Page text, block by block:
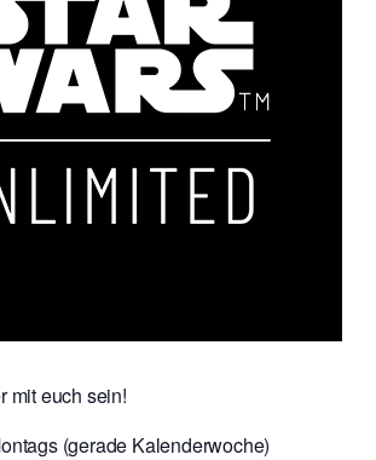
mit euch sein!
(gerade Kalenderwoche)